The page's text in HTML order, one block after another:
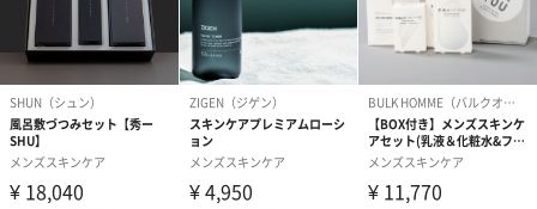
商品オプション情報
お届けボックスオプション
配送用のダンボールを装飾いたします。お相手のご住所に直接お
送りする際に人気のオプションです。お相手に直接手渡しする場
合は、紙袋との併用もおすすめです。